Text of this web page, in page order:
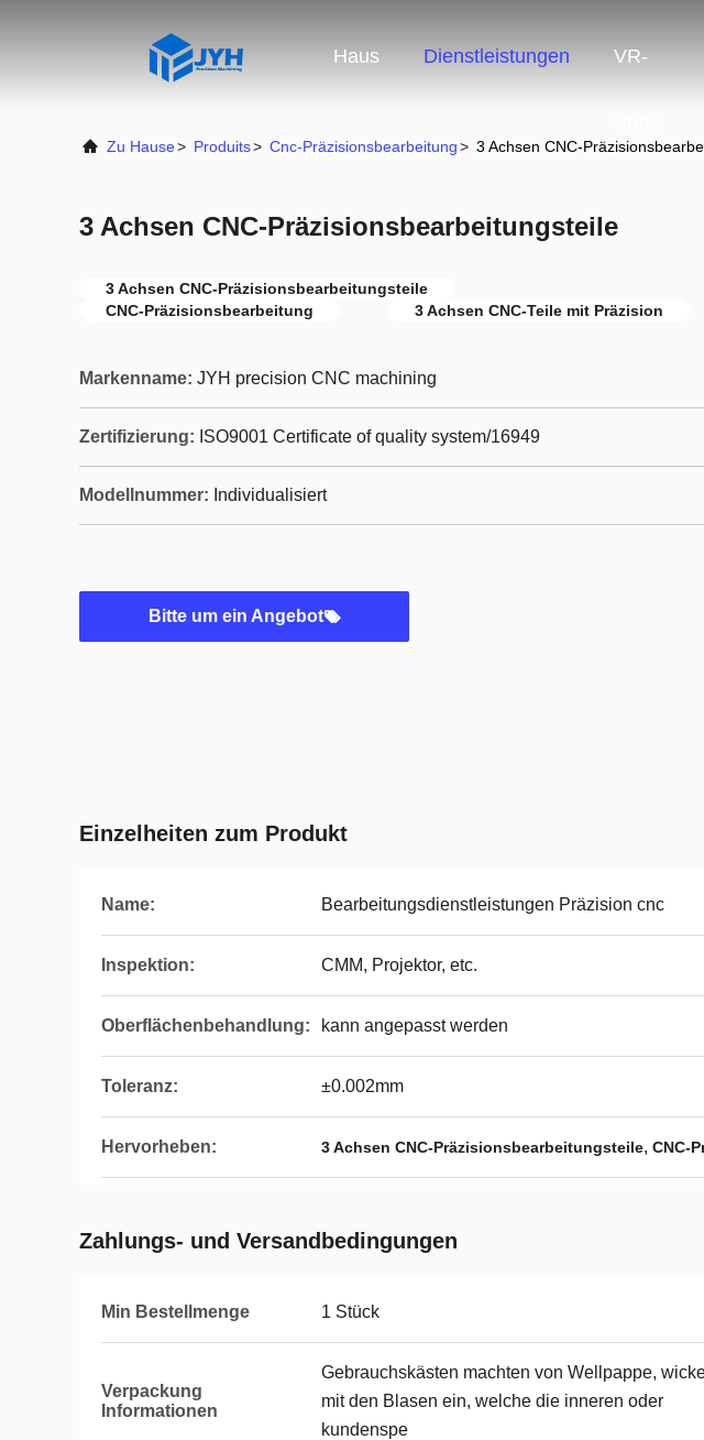
Haus Dienstleistungen VR-
Zu Hause> Produits> Cnc-Präzisionsbearbeitung> 3 Achsen CNC-
3 Achsen CNC-Präzisionsbearbeitungsteile
3 Achsen CNC-Präzisionsbearbeitungsteile
CNC-Präzisionsbearbeitung
3 Achsen CNC-Teile mit Präzision
Markenname: JYH precision CNC machining
Zertifizierung: ISO9001 Certificate of quality system/16949
Modellnummer: Individualisiert
Bitte um ein Angebot
Einzelheiten zum Produkt
Name: Bearbeitungsdienstleistungen Präzision cnc
Inspektion: CMM, Projektor, etc.
Oberflächenbehandlung: kann angepasst werden
Toleranz: ±0.002mm
Hervorheben: 3 Achsen CNC-Präzisionsbearbeitungsteile, CNC-
Zahlungs- und Versandbedingungen
Min Bestellmenge 1 Stück
Verpackung
Informationen
Gebrauchskästen machten von Wellpappe,
mit den Blasen ein, welche die inneren oder
kundenspe